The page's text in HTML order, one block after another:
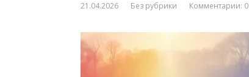
21.04.2026 Без рубрики Комментарии: 0